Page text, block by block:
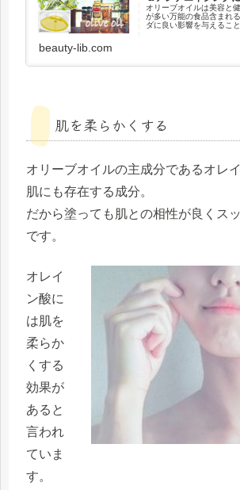
オリーブオイルは美容と
が多い万能の食品含まれ
ダに良い影響を与えるこ
ブオイルといっても色々
使っても効果は同じ」と
beauty-lib.com
肌を柔らかくする
オリーブオイルの主成分であるオレ
肌にも存在する成分。
だから塗っても 肌との相性が良くス
です。
オレイ
ン酸に
は肌を
柔らか
くする
効果が
あると
言われ
ていま
す。